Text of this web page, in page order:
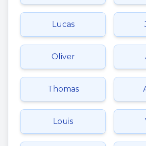
Lucas
Oliver
Thomas
Louis